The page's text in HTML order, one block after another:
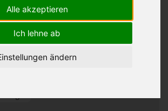
Alle akzeptieren
Ich lehne ab
ändern
Perücke
rooted
gefunden?